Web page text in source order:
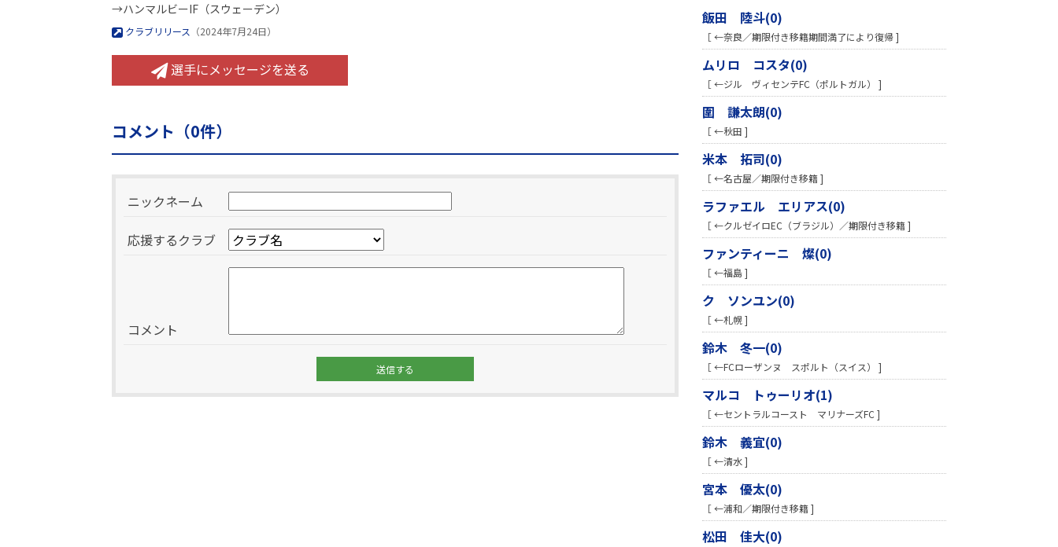
→ハンマルビーIF（スウェーデン）
クラブリリース （2024年7月24日）
選手にメッセージを送る
コメント（0件）
ニックネーム
応援するクラブ
コメント
飯田 陸斗(0)
［ ←奈良／期限付き移籍期間満了により復帰 ]
ムリロ コスタ(0)
［ ←ジル ヴィセンテFC（ポルトガル） ]
圍 謙太朗(0)
［ ←秋田 ]
米本 拓司(0)
［ ←名古屋／期限付き移籍 ]
ラファエル エリアス(0)
［ ←クルゼイロEC（ブラジル）／期限付き移籍 ]
ファンティーニ 燦(0)
［ ←福島 ]
ク ソンユン(0)
［ ←札幌 ]
鈴木 冬一(0)
［ ←FCローザンヌ スポルト（スイス） ]
マルコ トゥーリオ(1)
［ ←セントラルコースト マリナーズFC ]
鈴木 義宜(0)
［ ←清水 ]
宮本 優太(0)
［ ←浦和／期限付き移籍 ]
松田 佳大(0)